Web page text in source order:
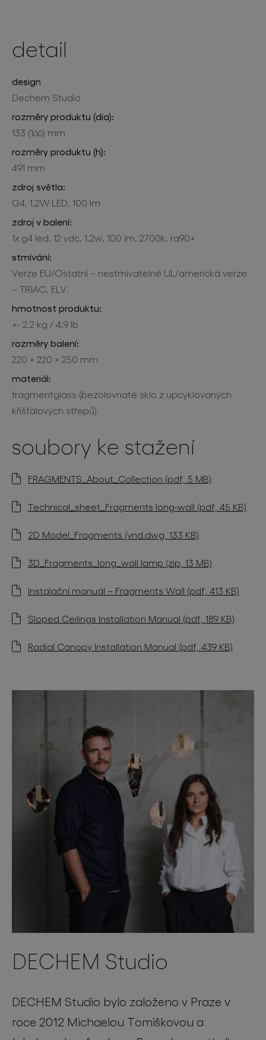
detail
design
Dechem Studio
rozměry produktu (dia):
133 (166) mm
rozměry produktu (h):
491 mm
zdroj světla:
G4, 1,2W LED, 100 lm
zdroj v balení:
1x g4 led, 12 vdc, 1,2w, 100 lm, 2700k, ra90+
stmívání:
Verze EU/Ostatní – nestmívatelné UL/americká verze
– TRIAC, ELV.
hmotnost produktu:
+- 2,2 kg / 4,9 lb
rozměry balení:
220 × 220 × 250 mm
materiál:
fragmentglass (bezolovnaté sklo z upcyklovaných
křišťálových střepů)
soubory ke stažení
FRAGMENTS_About_Collection (pdf, 5 MB)
Technical_sheet_Fragments long-wall (pdf, 45 KB)
2D Model_Fragments (vnd.dwg, 133 KB)
3D_Fragments_long_wall lamp (zip, 13 MB)
Instalační manuál – Fragments Wall (pdf, 413 KB)
Sloped Ceilings Installation Manual (pdf, 189 KB)
Radial Canopy Installation Manual (pdf, 439 KB)
DECHEM Studio
DECHEM Studio bylo založeno v Praze v
roce 2012 Michaelou Tomiškovou a